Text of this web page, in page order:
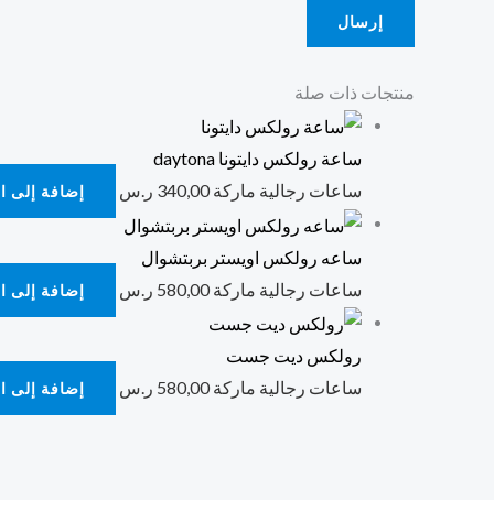
منتجات ذات صلة
ساعة رولكس دايتونا daytona
ساعات رجالية ماركة340,00 ر.س إضافة إلى
ساعه رولكس اويستر بربتشوال
ساعات رجالية ماركة580,00 ر.س إضافة إلى
رولكس ديت جست
ساعات رجالية ماركة580,00 ر.س إضافة إلى